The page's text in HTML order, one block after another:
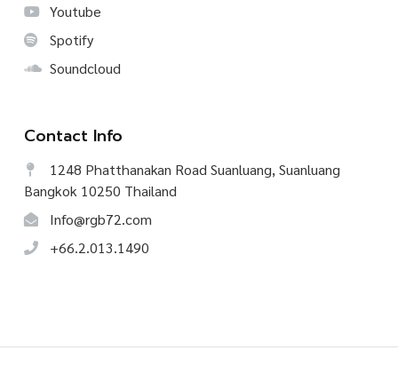
Youtube
Spotify
Soundcloud
Contact Info
1248 Phatthanakan Road Suanluang, Suanluang
Bangkok 10250 Thailand
Info@rgb72.com
+66.2.013.1490